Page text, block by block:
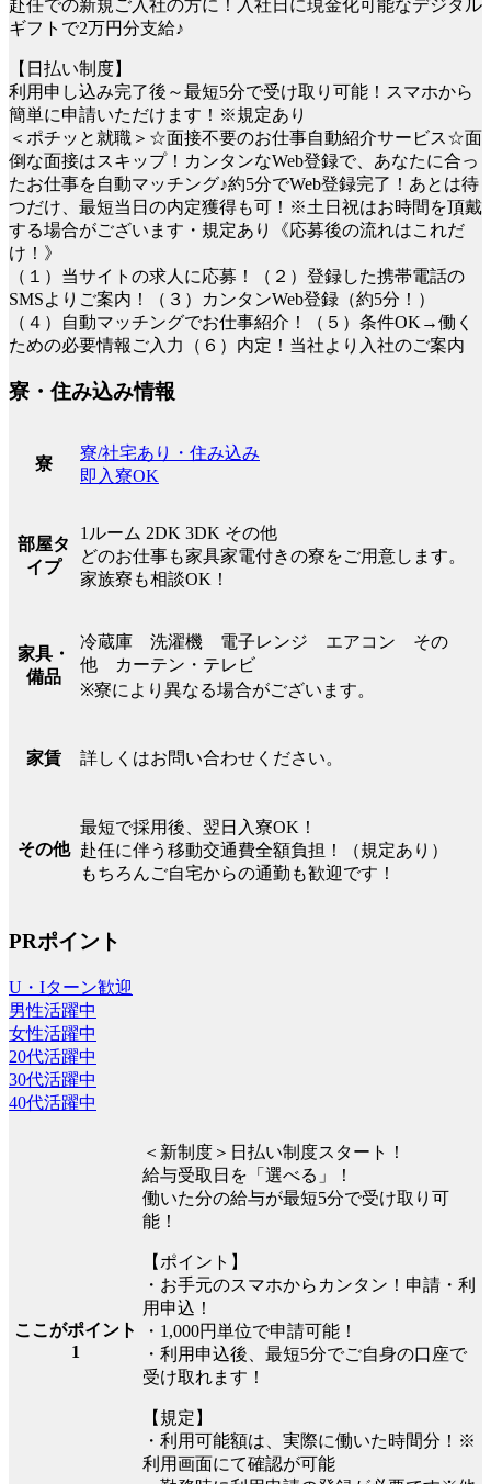
赴任での新規ご入社の方に！入社日に現金化可能なデジタル
ギフトで2万円分支給♪
【日払い制度】
利用申し込み完了後～最短5分で受け取り可能！スマホから
簡単に申請いただけます！※規定あり
＜ポチッと就職＞☆面接不要のお仕事自動紹介サービス☆面
倒な面接はスキップ！カンタンなWeb登録で、あなたに合っ
たお仕事を自動マッチング♪約5分でWeb登録完了！あとは待
つだけ、最短当日の内定獲得も可！※土日祝はお時間を頂戴
する場合がございます・規定あり《応募後の流れはこれだ
け！》
（１）当サイトの求人に応募！（２）登録した携帯電話の
SMSよりご案内！（３）カンタンWeb登録（約5分！）
（４）自動マッチングでお仕事紹介！（５）条件OK→働く
ための必要情報ご入力（６）内定！当社より入社のご案内
寮・住み込み情報
寮
寮/社宅あり・住み込み
即入寮OK
部屋タ
イプ
1ルーム 2DK 3DK その他
どのお仕事も家具家電付きの寮をご用意します。
家族寮も相談OK！
家具・
備品
冷蔵庫 洗濯機 電子レンジ エアコン その
他 カーテン・テレビ
※寮により異なる場合がございます。
家賃 詳しくはお問い合わせください。
その他
最短で採用後、翌日入寮OK！
赴任に伴う移動交通費全額負担！（規定あり）
もちろんご自宅からの通勤も歓迎です！
PRポイント
U・Iターン歓迎
男性活躍中
女性活躍中
20代活躍中
30代活躍中
40代活躍中
ここがポイント
1
＜新制度＞日払い制度スタート！
給与受取日を「選べる」！
働いた分の給与が最短5分で受け取り可
能！
【ポイント】
・お手元のスマホからカンタン！申請・利
用申込！
・1,000円単位で申請可能！
・利用申込後、最短5分でご自身の口座で
受け取れます！
【規定】
・利用可能額は、実際に働いた時間分！※
利用画面にて確認が可能